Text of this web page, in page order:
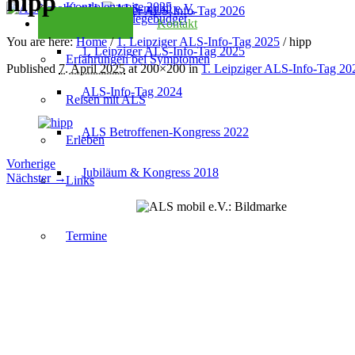
Kondolenzseite 2025
Checkliste Pflegebudget
Erfahrungen bei Symptomen
Reisen mit ALS
Erleben
Links
2. Leipziger ALS-Info-Tag 2026
1. Leipziger ALS-Info-Tag 2025
ALS-Info-Tag 2024
ALS Betroffenen-Kongress 2022
Jubiläum & Kongress 2018
Termine
Kontakt
You are here:Home /1. Leipziger ALS-Info-Tag 2025 /hipp
Published 7. April 2025at 200×200 in1. Leipziger ALS-Info-Tag
Vorherige
Nächster →